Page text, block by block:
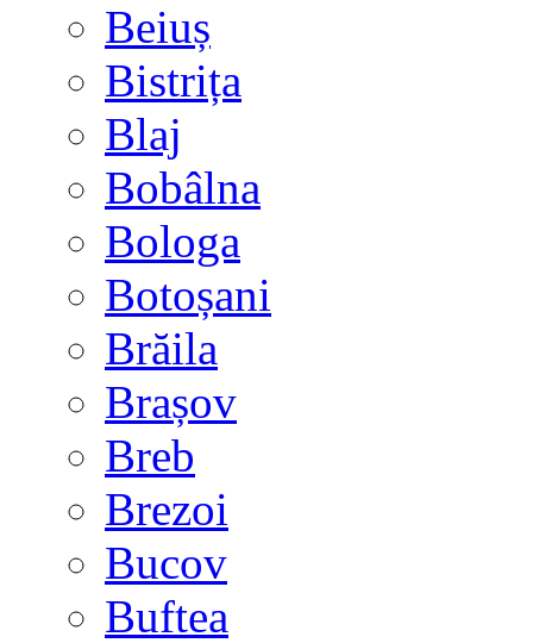
Beiuș
Bistrița
Blaj
Bobâlna
Bologa
Botoșani
Brăila
Brașov
Breb
Brezoi
Bucov
Buftea